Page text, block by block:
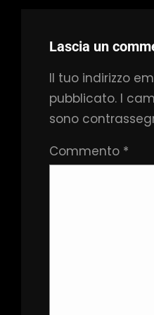
Lascia un
Il tuo indirizzo
pubblicato. I
sono
Commento *